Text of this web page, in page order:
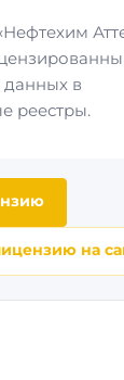
данных в
реестры.
на